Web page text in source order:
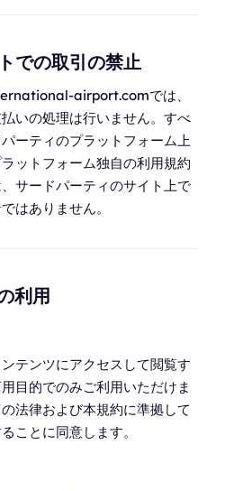
での取引の禁止
airport.comでは、
いの処理は行いません。すべ
ーティのプラットフォーム上
ットフォーム独自の利用規約
サードパーティのサイト上で
はありません。
利用
テンツにアクセスして閲覧す
目的でのみご利用いただけま
法律および本規約に準拠して
ことに同意します。